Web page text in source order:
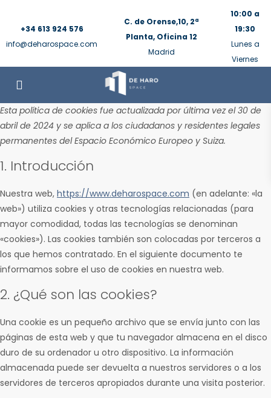
+34 613 924 576
info@deharospace.com
C. de Orense,10, 2ª
Planta, Oficina 12
Madrid
10:00 a
19:30
Lunes a
Viernes
Esta política de cookies fue actualizada por última vez el 30 de
abril de 2024 y se aplica a los ciudadanos y residentes legales
permanentes del Espacio Económico Europeo y Suiza.
1. Introducción
Nuestra web, https://www.deharospace.com (en adelante: «la
web») utiliza cookies y otras tecnologías relacionadas (para
mayor comodidad, todas las tecnologías se denominan
«cookies»). Las cookies también son colocadas por terceros a
los que hemos contratado. En el siguiente documento te
informamos sobre el uso de cookies en nuestra web.
2. ¿Qué son las cookies?
Una cookie es un pequeño archivo que se envía junto con las
páginas de esta web y que tu navegador almacena en el disco
duro de su ordenador u otro dispositivo. La información
almacenada puede ser devuelta a nuestros servidores o a los
servidores de terceros apropiados durante una visita posterior.